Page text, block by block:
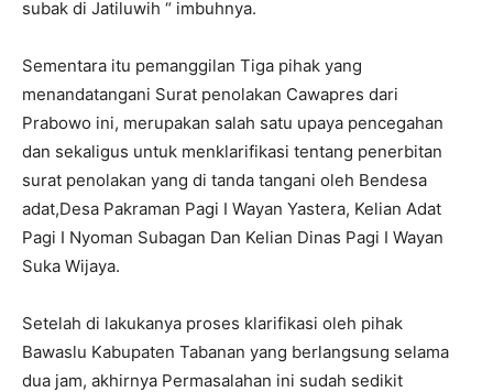
subak di Jatiluwih “ imbuhnya.
Sementara itu pemanggilan Tiga pihak yang
menandatangani Surat penolakan Cawapres dari
Prabowo ini, merupakan salah satu upaya pencegahan
dan sekaligus untuk menklarifikasi tentang penerbitan
surat penolakan yang di tanda tangani oleh Bendesa
adat,Desa Pakraman Pagi I Wayan Yastera, Kelian Adat
Pagi I Nyoman Subagan Dan Kelian Dinas Pagi I Wayan
Suka Wijaya.
Setelah di lakukanya proses klarifikasi oleh pihak
Bawaslu Kabupaten Tabanan yang berlangsung selama
dua jam, akhirnya Permasalahan ini sudah sedikit